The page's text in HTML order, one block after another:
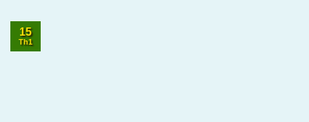
15
Th1